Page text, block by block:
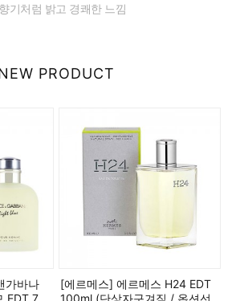
기처럼 밝고 경쾌한 느낌
PRODUCT
가바나
[에르메스] 에르메스 H24 EDT